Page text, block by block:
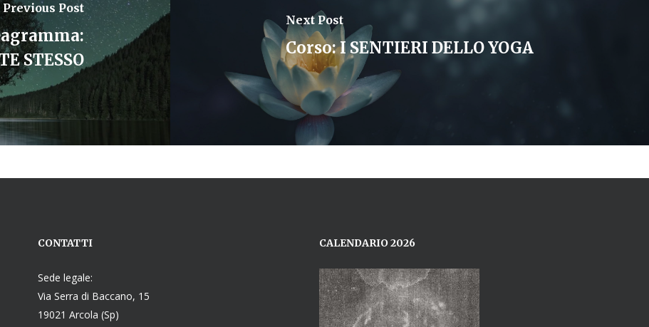
Previous Post
STESSO
Next Post
Corso: I SENTIERI DELLO YOGA
CONTATTI
Sede legale:
Via Serra di Baccano, 15
19021 Arcola (Sp)
CALENDARIO 2026